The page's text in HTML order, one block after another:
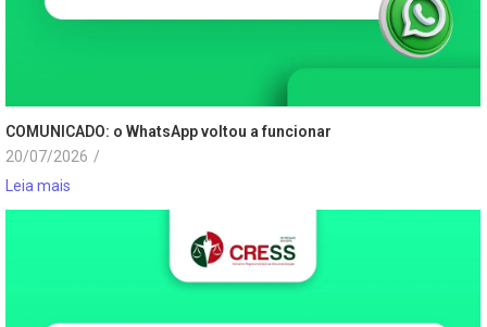
COMUNICADO: o WhatsApp voltou a funcionar
20/07/2026 /
Leia mais